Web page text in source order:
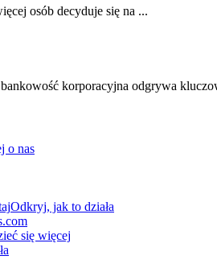
osób decyduje się na ...
korporacyjna odgrywa
o nas
Odkryj, jak to działa
się więcej